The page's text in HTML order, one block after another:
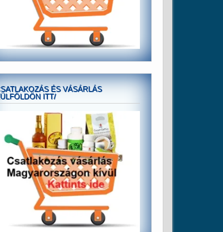
ÉS VÁSÁRLÁS
ITT/